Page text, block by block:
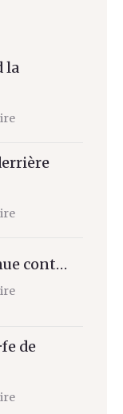
la
cont…
de